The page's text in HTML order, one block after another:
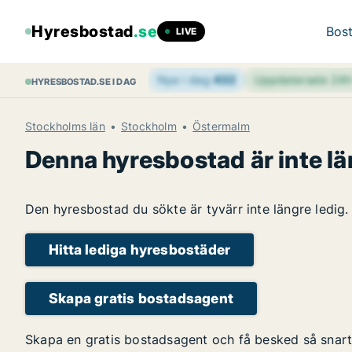
Hyresbostad.se LIVE
HYRESBOSTAD.SE I DAG Nya i dag432 Uppdaterade 24h
Stockholms län Stockholm Östermalm
Denna hyresbostad är inte
Den hyresbostad du sökte är tyvärr inte längre
Hitta lediga hyresbostäder
Skapa gratis bostadsagent
Skapa en gratis bostadsagent och få besked så